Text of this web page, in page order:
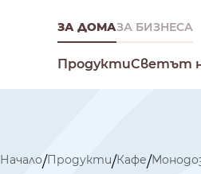
ЗА ДОМАЗА БИЗНЕСА
ПродуктиСветът
Начало/Продукти/Кафе/